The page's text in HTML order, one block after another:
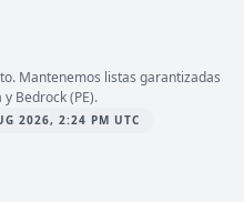
Mantenemos listas garantizadas
Bedrock (PE).
2026, 2:24 PM UTC